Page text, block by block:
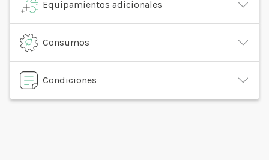
Equipamientos adicionales
Consumos
Condiciones